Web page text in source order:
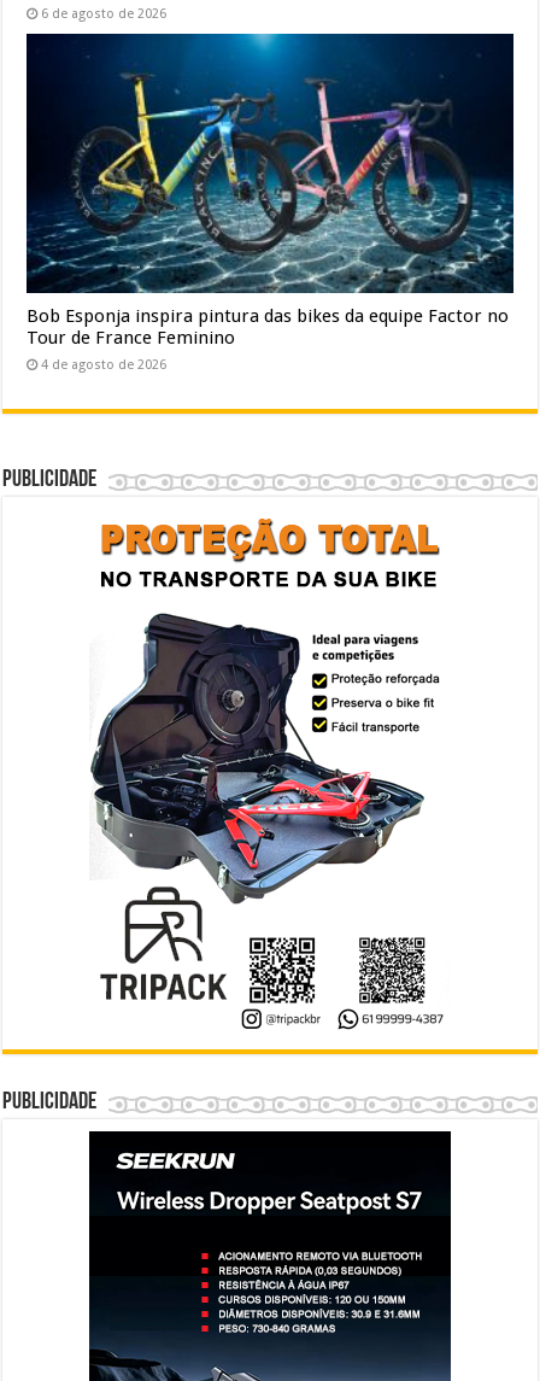
6 de agosto de 2026
Bob Esponja inspira pintura das bikes da equipe Factor no
Tour de France Feminino
4 de agosto de 2026
Publicidade
Publicidade